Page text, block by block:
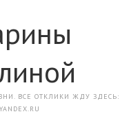
ВСЕ ОТКЛИКИ ЖДУ ЗДЕСЬ: